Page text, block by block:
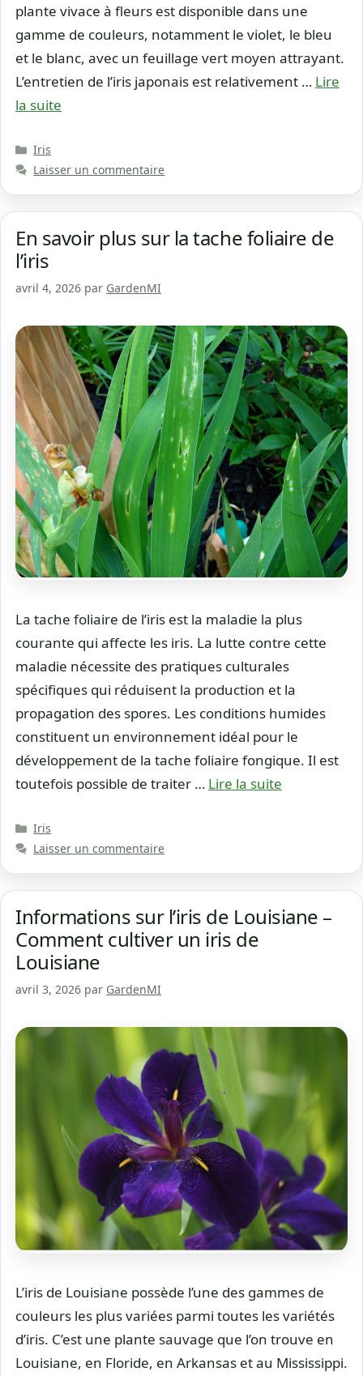
plante vivace à fleurs est disponible dans une
gamme de couleurs, notamment le violet, le bleu
et le blanc, avec un feuillage vert moyen attrayant.
L’entretien de l’iris japonais est relativement … Lire
la suite
Catégories
Iris
Laisser un commentaire
En savoir plus sur la tache foliaire de
l’iris
avril 4, 2026 par GardenMI
La tache foliaire de l’iris est la maladie la plus
courante qui affecte les iris. La lutte contre cette
maladie nécessite des pratiques culturales
spécifiques qui réduisent la production et la
propagation des spores. Les conditions humides
constituent un environnement idéal pour le
développement de la tache foliaire fongique. Il est
toutefois possible de traiter … Lire la suite
Catégories
Iris
Laisser un commentaire
Informations sur l’iris de Louisiane –
Comment cultiver un iris de
Louisiane
avril 3, 2026 par GardenMI
L’iris de Louisiane possède l’une des gammes de
couleurs les plus variées parmi toutes les variétés
d’iris. C’est une plante sauvage que l’on trouve en
Louisiane, en Floride, en Arkansas et au Mississippi.